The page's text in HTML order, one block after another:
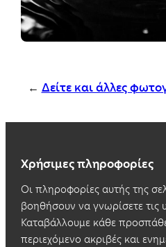
← Δείτε και άλλες
Χρήσιμες πληροφορίες
Οι πληροφορίες αυτής της
βοηθήσουν να γνωρίσετε τις
Καταβάλλουμε κάθε
περιεχόμενο ακριβές και